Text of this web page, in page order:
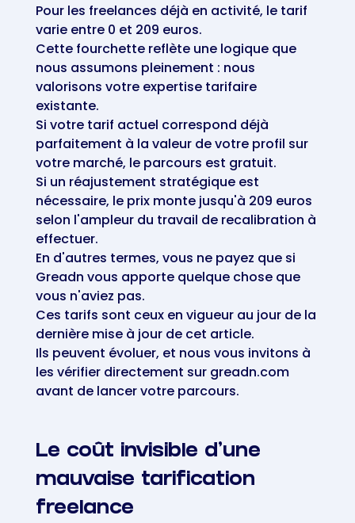
Pour les freelances déjà en activité, le tarif
varie entre 0 et 209 euros.
Cette fourchette reflète une logique que
nous assumons pleinement : nous
valorisons votre expertise tarifaire
existante.
Si votre tarif actuel correspond déjà
parfaitement à la valeur de votre profil sur
votre marché, le parcours est gratuit.
Si un réajustement stratégique est
nécessaire, le prix monte jusqu'à 209 euros
selon l'ampleur du travail de recalibration à
effectuer.
En d'autres termes, vous ne payez que si
Greadn vous apporte quelque chose que
vous n'aviez pas.
Ces tarifs sont ceux en vigueur au jour de la
dernière mise à jour de cet article.
Ils peuvent évoluer, et nous vous invitons à
les vérifier directement sur greadn.com
avant de lancer votre parcours.
Le coût invisible d'une
mauvaise tarification
freelance